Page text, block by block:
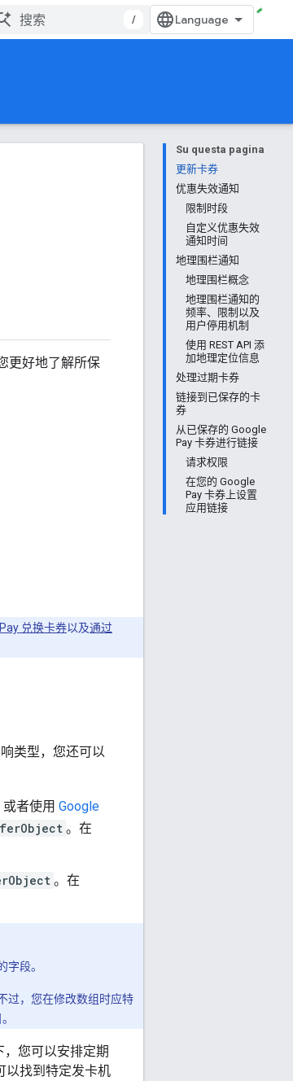
/
Su questa pagina
更新卡券
优惠失效通知
限制时段
自定义优惠失效
通知时间
地理围栏通知
地理围栏概念
地理围栏通知的
频率、限制以及
用户停用机制
使用 REST API 添
加地理定位信息
处理过期卡券
链接到已保存的卡
券
从已保存的 Google
Pay 卡券进行链接
请求权限
在您的 Google
Pay 卡券上设置
应用链接
更好地了解所保
兑换卡券以及通过
类型，您还可以
或者使用 Google
。在
。在
段。
过，您在修改数组时应特
您可以安排定期
以找到特定发卡机